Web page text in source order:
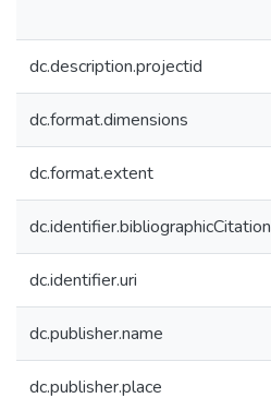
dc.description.projectid
dc.format.dimensions
dc.format.extent
dc.identifier.bibliographicCitation
dc.identifier.uri
dc.publisher.name
dc.publisher.place